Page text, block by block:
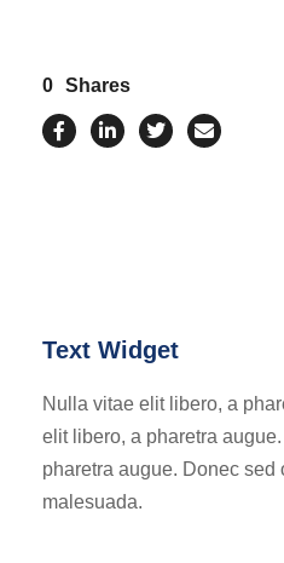
0 Shares
Text Widget
Nulla vitae elit libero, a
elit libero, a pharetra
pharetra augue. Donec sed
malesuada.